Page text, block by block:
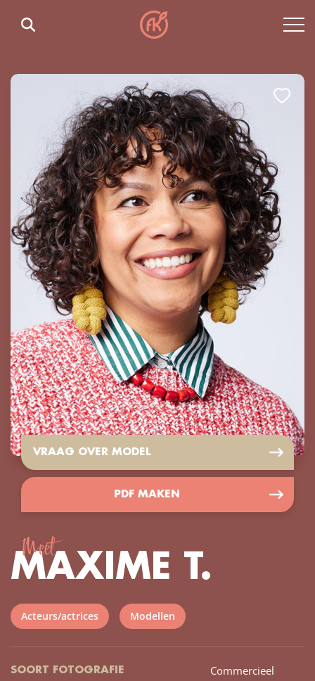
VRAAG OVER MODEL
PDF MAKEN
Meet
MAXIME T.
Acteurs/actrices Modellen
SOORT FOTOGRAFIE Commercieel